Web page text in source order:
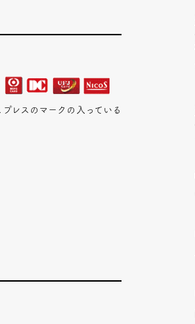
レスのマークの入っている